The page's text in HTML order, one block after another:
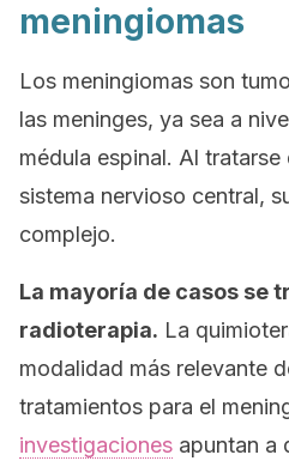
meningiomas
Los meningiomas son
las meninges, ya sea a
médula espinal. Al
sistema nervioso central,
complejo.
La mayoría de casos se
radioterapia. La
modalidad más relevante
tratamientos para el
investigaciones apuntan a